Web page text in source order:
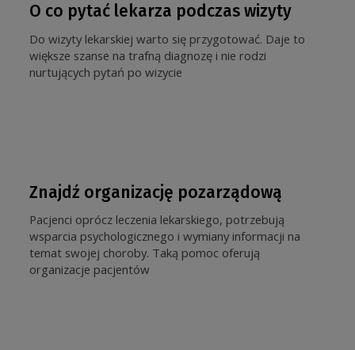
O co pytać lekarza podczas wizyty
Do wizyty lekarskiej warto się przygotować. Daje to
większe szanse na trafną diagnozę i nie rodzi
nurtujących pytań po wizycie
Znajdź organizację pozarządową
Pacjenci oprócz leczenia lekarskiego, potrzebują
wsparcia psychologicznego i wymiany informacji na
temat swojej choroby. Taką pomoc oferują
organizacje pacjentów